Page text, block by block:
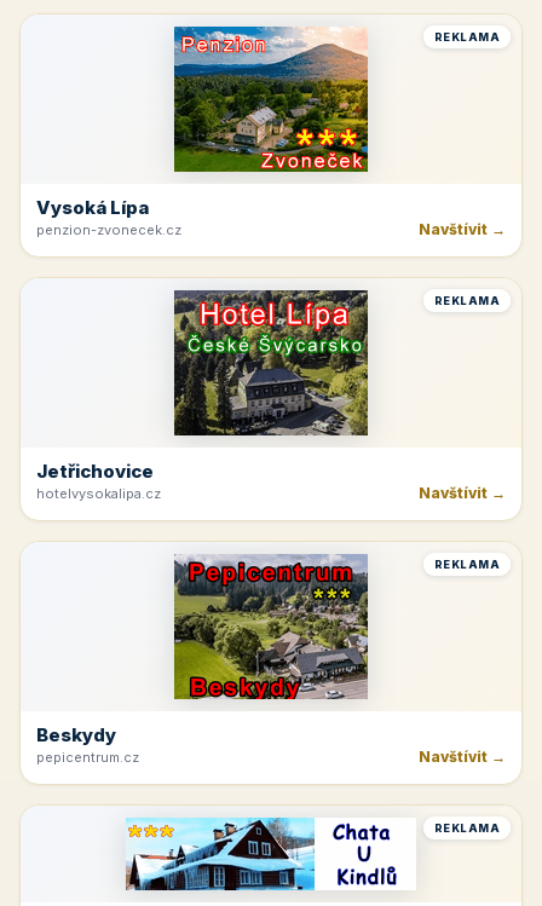
REKLAMA
Vysoká Lípa
penzion-zvonecek.cz Navštívit →
REKLAMA
Jetřichovice
hotelvysokalipa.cz Navštívit →
REKLAMA
Beskydy
pepicentrum.cz Navštívit →
REKLAMA